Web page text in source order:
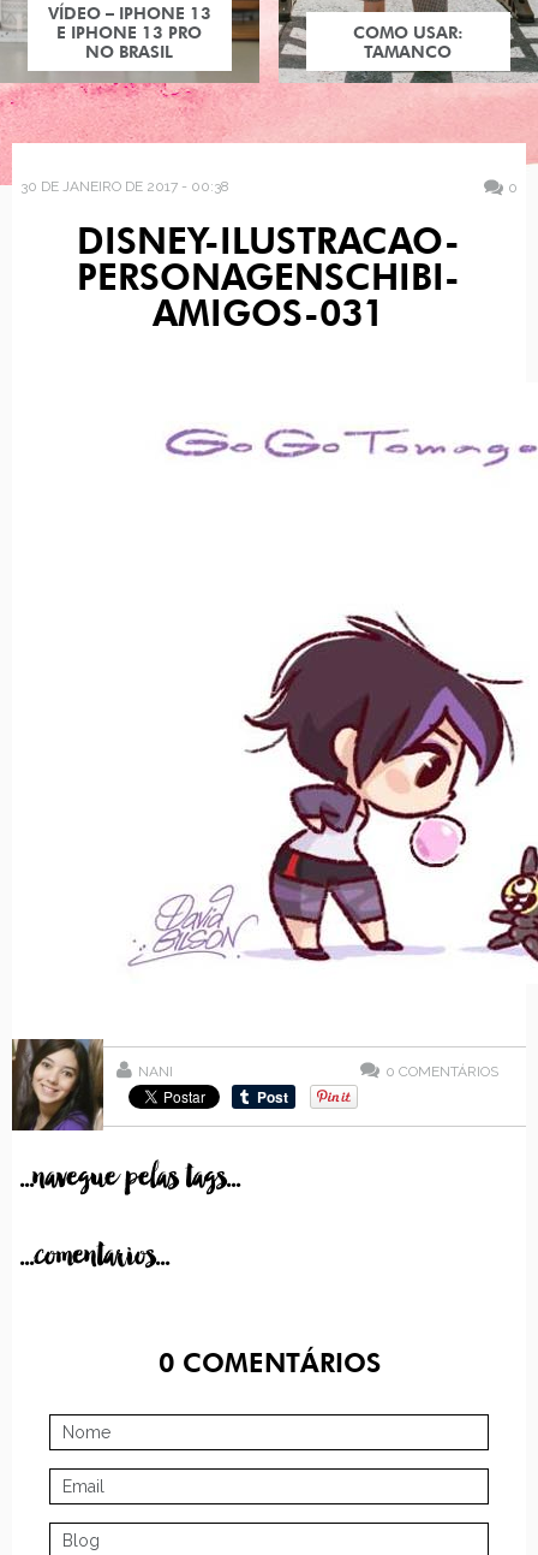
VÍDEO – IPHONE 13
E IPHONE 13 PRO
NO BRASIL
COMO USAR:
TAMANCO
30 DE JANEIRO DE 2017 - 00:38 0
DISNEY-ILUSTRACAO-
PERSONAGENSCHIBI-
AMIGOS-031
NANI 0 COMENTÁRIOS
...navegue pelas tags...
...comentarios...
0COMENTÁRIOS